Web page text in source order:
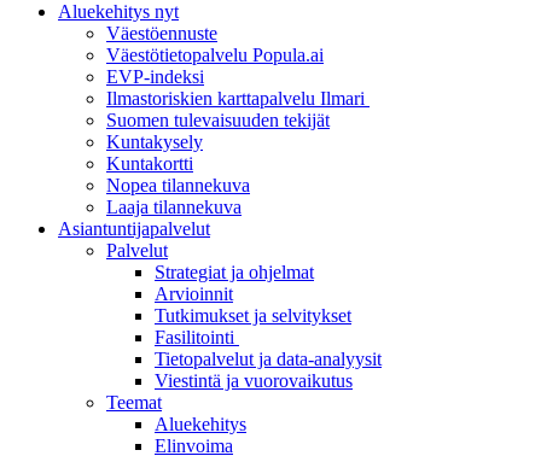
Aluekehitys nyt
Väestöennuste
Väestötietopalvelu Popula.ai
EVP-indeksi
Ilmastoriskien karttapalvelu Ilmari
Suomen tulevaisuuden tekijät
Kuntakysely
Kuntakortti
Nopea tilannekuva
Laaja tilannekuva
Asiantuntijapalvelut
Palvelut
Strategiat ja ohjelmat
Arvioinnit
Tutkimukset ja selvitykset
Fasilitointi
Tietopalvelut ja data-analyysit
Viestintä ja vuorovaikutus
Teemat
Aluekehitys
Elinvoima